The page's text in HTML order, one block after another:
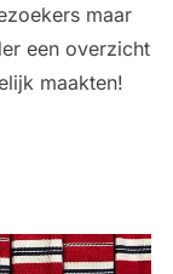
maar
een overzicht
maakten!